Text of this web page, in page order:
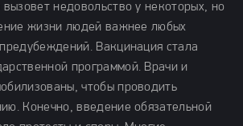
недовольство у некоторых, но
жизни людей важнее любых
Вакцинация стала
программой. Врачи и
чтобы проводить
Конечно, введение обязательной